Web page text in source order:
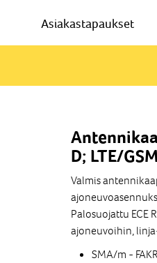
Asiakastapaukset
D; LTE/GSM
Valmis
Palosuojattu ECE
ajoneuvoihin,
SMA/m -